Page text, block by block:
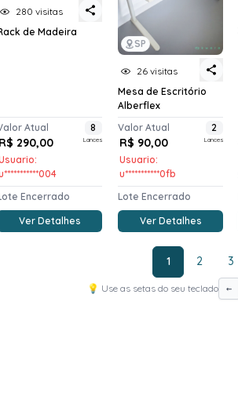
280 visitas
de Madeira
Atual
R$ 290,00
8
Lances
Encerrado
Ver Detalhes
SP
26 visitas
Mesa de Escritório
Alberflex
Valor Atual
R$ 90,00
Usuario:
u***********0fb
2
Lances
Lote Encerrado
Ver Detalhes
1 2 3
💡 Use as setas do seu teclado ←